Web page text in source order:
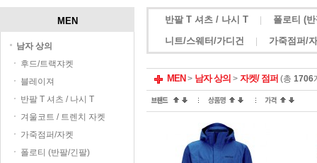
MEN
남자 상의
후드/트랙쟈켓
블레이져
반팔 T 셔츠 / 나시 T
겨울코트 / 트렌치 자켓
가죽점퍼/자켓
폴로티 (반팔/긴팔)
반팔 T 셔츠 / 나시 T
폴로티 (
니트/스웨터/가디건
가죽점퍼/
MEN > 남자 상의 > 자켓/ 점퍼 (총 1706